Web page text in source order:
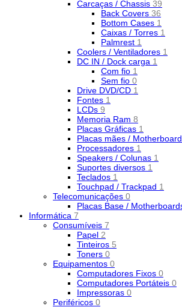
Carcaças / Chassis 39
Back Covers 36
Bottom Cases 1
Caixas / Torres 1
Palmrest 1
Coolers / Ventiladores 1
DC IN / Dock carga 1
Com fio 1
Sem fio 0
Drive DVD/CD 1
Fontes 1
LCDs 9
Memoria Ram 8
Placas Gráficas 1
Placas mães /
Processadores 1
Speakers / Colunas 1
Suportes diversos 1
Teclados 1
Touchpad / Trackpad 1
Telecomunicações 0
Placas Base /
Informática 7
Consumíveis 7
Papel 2
Tinteiros 5
Toners 0
Equipamentos 0
Computadores Fixos 0
Computadores Portáteis 0
Impressoras 0
Periféricos 0